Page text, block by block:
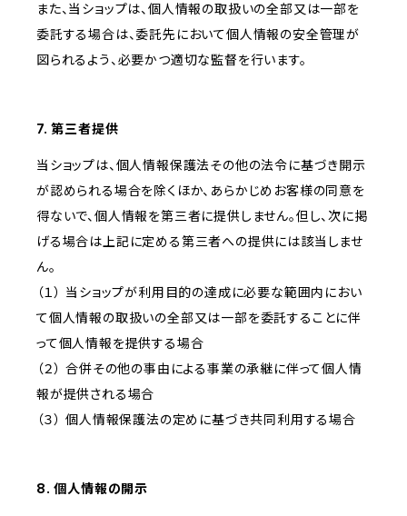
また、当ショップは、個人情報の取扱いの全部又は一部を
委託する場合は、委託先において個人情報の安全管理が
図られるよう、必要かつ適切な監督を行います。
7. 第三者提供
当ショップは、個人情報保護法その他の法令に基づき開示
が認められる場合を除くほか、あらかじめお客様の同意を
得ないで、個人情報を第三者に提供しません。但し、次に掲
げる場合は上記に定める第三者への提供には該当しませ
ん。
（１） 当ショップが利用目的の達成に必要な範囲内におい
て個人情報の取扱いの全部又は一部を委託することに伴
って個人情報を提供する場合
（２） 合併その他の事由による事業の承継に伴って個人情
報が提供される場合
（３） 個人情報保護法の定めに基づき共同利用する場合
8. 個人情報の開示